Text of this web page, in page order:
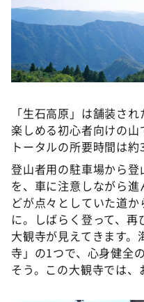
新婚さんいらっしゃい
ポツンと一軒家
ザキ山小屋本館
アナ回覧板
「生石高原」は舗装さ
楽しめる初心者向けの山
トータルの所要時間は約
登山者用の駐車場から
を、車に注意しながら
どが点々としていた道
に。しばらく登って、
大観寺が見えてきます
寺」の1つで、心身健全
そう。この大観寺では、